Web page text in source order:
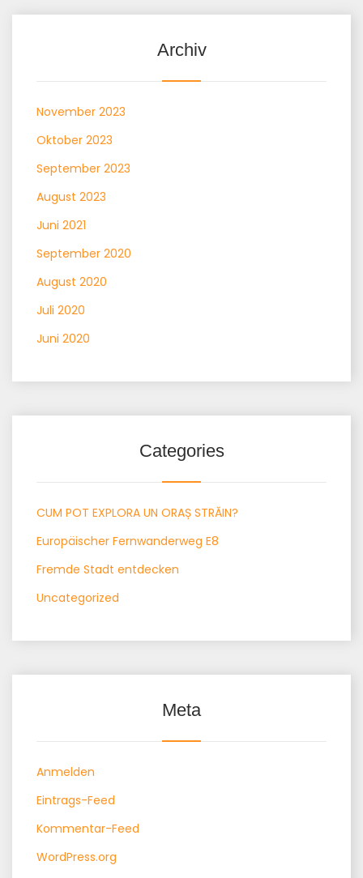
Archiv
November 2023
Oktober 2023
September 2023
August 2023
Juni 2021
September 2020
August 2020
Juli 2020
Juni 2020
Categories
CUM POT EXPLORA UN ORAȘ STRĂIN?
Europäischer Fernwanderweg E8
Fremde Stadt entdecken
Uncategorized
Meta
Anmelden
Eintrags-Feed
Kommentar-Feed
WordPress.org